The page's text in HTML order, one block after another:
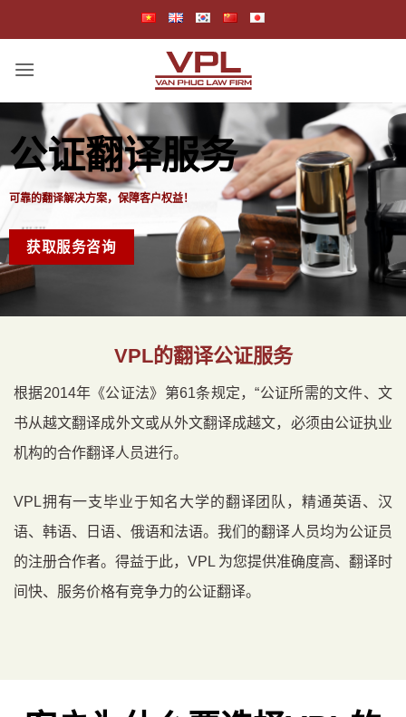
公证翻译服务
可靠的翻译解决方案，保障客户权益！
获取服务咨询
VPL的翻译公证服务
根据2014年《公证法》第61条规定，“公证所需的文件、文
书从越文翻译成外文或从外文翻译成越文，必须由公证执业
机构的合作翻译人员进行。
VPL拥有一支毕业于知名大学的翻译团队，精通英语、汉
语、韩语、日语、俄语和法语。我们的翻译人员均为公证员
的注册合作者。得益于此，VPL 为您提供准确度高、翻译时
间快、服务价格有竞争力的公证翻译。